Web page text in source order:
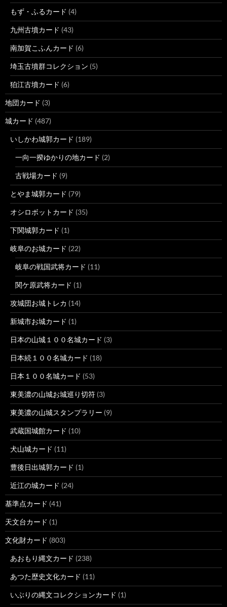
もず・ふるカード (4)
九州古墳カード (43)
南加賀こふんカード (6)
埼玉古墳群コレクション (5)
狛江古墳カード (6)
地団カード (3)
城カード (487)
いしかわ城郭カード (189)
一向一揆ゆかりの地カード (2)
古戦場カード (9)
とやま城郭カード (79)
オシロボットカード (35)
下関城郭カード (1)
岐阜のお城カード (22)
岐阜の戦国武将カード (11)
関ケ原武将カード (1)
攻城団お城トレカ (14)
新城市お城カード (1)
日本の山城１００名城カード (3)
日本続１００名城カード (18)
日本１００名城カード (53)
東美濃の山城お城巡り切符 (3)
東美濃の山城スタンプラリー (9)
武蔵国城館カード (10)
犬山城カード (11)
豊後日出城郭カード (1)
近江の城カード (24)
基準点カード (41)
天文台カード (1)
文化財カード (803)
あおもり縄文カード (238)
あつた歴史文化カード (11)
いぶりの縄文コレクションカード (1)